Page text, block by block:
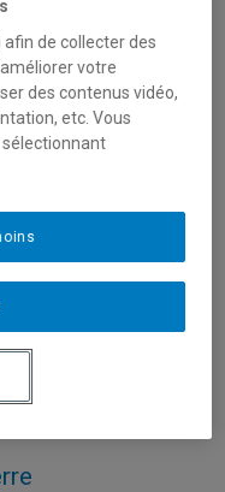
de collecter des
votre
des contenus vidéo,
etc. Vous